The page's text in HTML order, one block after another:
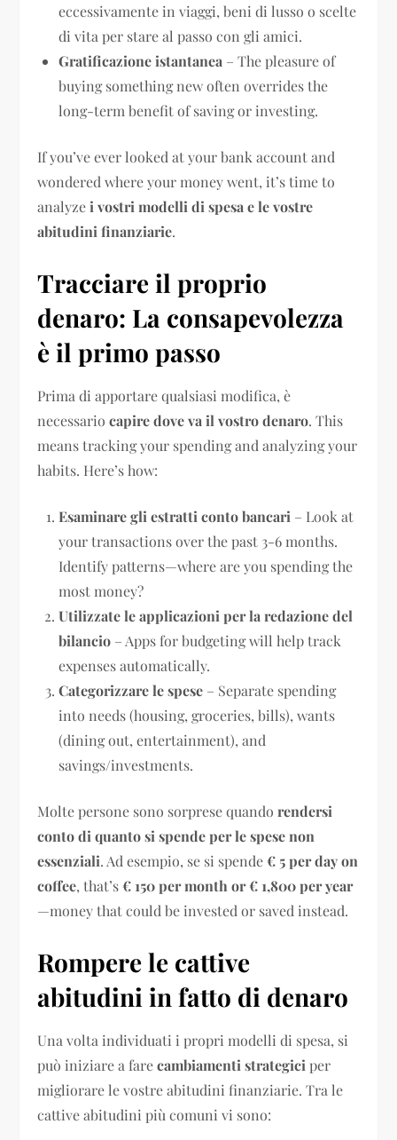
eccessivamente in viaggi, beni di lusso o scelte
di vita per stare al passo con gli amici.
Gratificazione istantanea – The pleasure of
buying something new often overrides the
long-term benefit of saving or investing.
If you’ve ever looked at your bank account and
wondered where your money went, it’s time to
analyzei vostri modelli di spesa e le vostre
abitudini finanziarie.
Tracciare il proprio
denaro: La consapevolezza
è il primo passo
Prima di apportare qualsiasi modifica, è
necessariocapire dove va il vostro denaro. This
means tracking your spending and analyzing your
habits. Here’s how:
Esaminare gli estratti conto bancari – Look at
your transactions over the past 3-6 months.
Identify patterns—where are you spending the
most money?
Utilizzate le applicazioni per la redazione del
bilancio – Apps for budgeting will help track
expenses automatically.
Categorizzare le spese – Separate spending
into needs (housing, groceries, bills), wants
(dining out, entertainment), and
savings/investments.
Molte persone sono sorprese quandorendersi
conto di quanto si spende per le spese non
essenziali. Ad esempio, se si spende€ 5 per day on
coffee, that’s€ 150 per month or € 1,800 per year
—money that could be invested or saved instead.
Rompere le cattive
abitudini in fatto di denaro
Una volta individuati i propri modelli di spesa, si
può iniziare a farecambiamenti strategici per
migliorare le vostre abitudini finanziarie. Tra le
cattive abitudini più comuni vi sono: